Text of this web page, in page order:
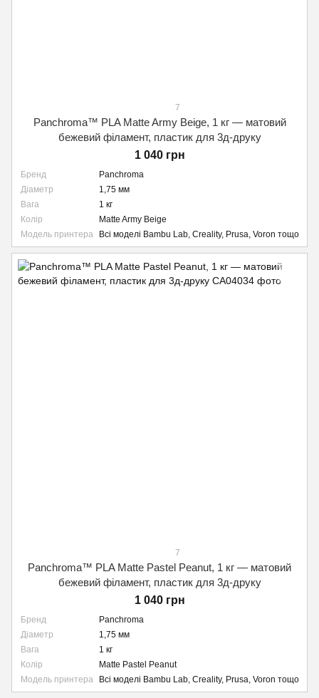
7
Panchroma™ PLA Matte Army Beige, 1 кг — матовий
бежевий філамент, пластик для 3д-друку
1 040 грн
Бренд
Panchroma
Діаметр
1,75 мм
Вага
1 кг
Колір
Matte Army Beige
Модель принтера
Всі моделі Bambu Lab, Creality, Prusa, Voron тощо
7
Panchroma™ PLA Matte Pastel Peanut, 1 кг — матовий
бежевий філамент, пластик для 3д-друку
1 040 грн
Бренд
Panchroma
Діаметр
1,75 мм
Вага
1 кг
Колір
Matte Pastel Peanut
Модель принтера
Всі моделі Bambu Lab, Creality, Prusa, Voron тощо